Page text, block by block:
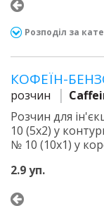
Розподіл за
КОФЕЇН-
розчин
Розчин для
10 (5х2) у
№ 10 (10х1) у
2.9 уп.